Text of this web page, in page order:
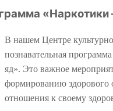
В нашем Центре
познавательная
яд». Это важное
формированию здорового
отношения к своему